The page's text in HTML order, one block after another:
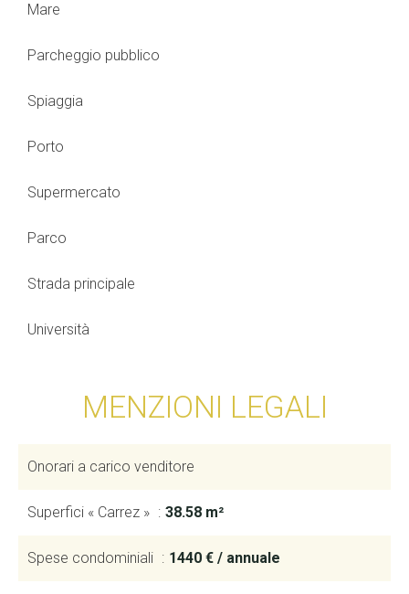
Mare
Parcheggio pubblico
Spiaggia
Porto
Supermercato
Parco
Strada principale
Università
MENZIONI LEGALI
Onorari a carico venditore
Superfici « Carrez » 38.58 m²
Spese condominiali 1440 € / annuale